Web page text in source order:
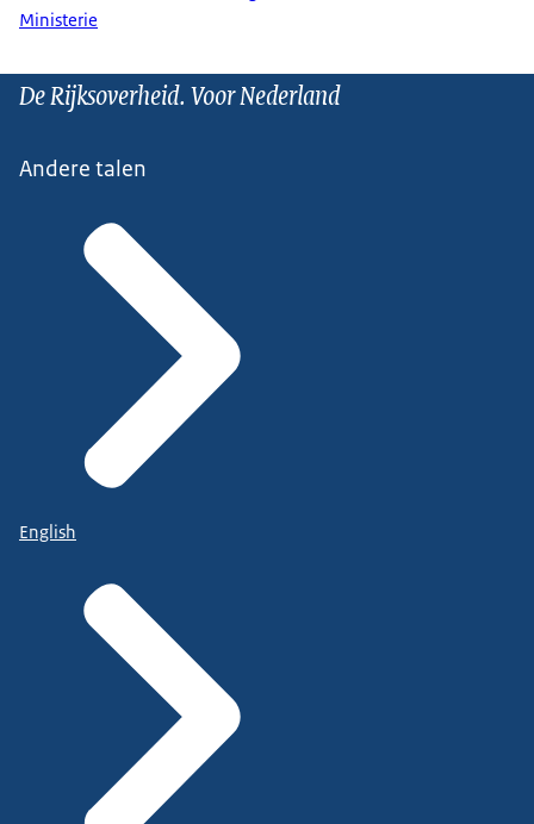
Ministerie
De Rijksoverheid. Voor Nederland
Andere talen
English